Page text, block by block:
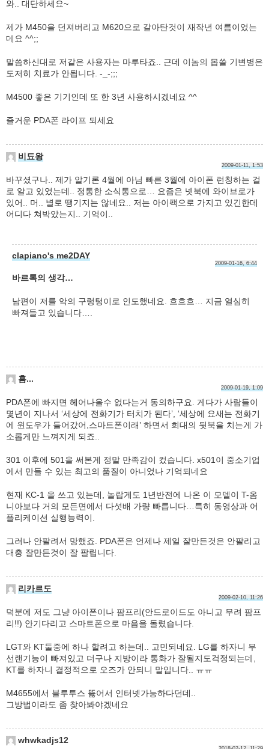
와.. 대단하세요~
제가 M450을 던져버리고 M620으로 갈아탄것이 재작년 여름이었는
데요 ^^;;
말씀하신대로 저같은 사용자는 마루타죠.. 근데 이놈의 몹쓸 기변병은
도저히 치료가 안됩니다. -_-;;;
M4500 좋은 기기인데 또 한 3년 사용하시겠네요 ^^
즐거운 PDA폰 라이프 되세요
비됴왕
2009-01-11, 1:53
바꾸셨구나.. 제가 알기론 4월에 아님 빠른 3월에 아이폰 런칭하는 걸
로 알고 있었는데.. 정통한 소식통으로… 요즘은 넷북에 와이브로가
있어.. 머.. 별로 땡기지는 않네요.. 저는 아이팩으로 가지고 있긴한데
어디다 쳐박았는지.. 기억이..
clapiano's me2DAY
2009-01-16, 6:44
바르톡의 생각…
남편이 저를 악의 구렁텅이로 인도했네요. 흐흐흐… 지금 열심히
빠져들고 있습니다….
흠...
2009-01-19, 1:09
PDA폰에 빠지면 헤어나올수 없다는거 동의하구요. 게다가 사람들이
몇년이 지나서 ‘세상에 전화기가 터치가 된다’, ‘세상에 요새는 전화기
에 윈도우가 들어갔어,스마트폰이래’ 하면서 희대의 뒷북을 치는게 가
소롭게만 느껴지게 되죠..
301 이후에 501을 써본게 정말 만족감이 컸습니다. x501이 중소기업
에서 만들 수 있는 최고의 품질이 아니었나 기억되네요
현재 KC-1 을 쓰고 있는데, 놀랍게도 1년반전에 나온 이 모델이 T-옴
니아보다 거의 모든면에서 다섯배 가량 빠릅니다…특히 동영상과 어
플리케이션 실행능력이.
그러나 안팔려서 망했죠. PDA폰은 언제나 제일 잘만든것은 안팔리고
대충 잘만든것이 잘 팔립니다.
리카르도
2009-02-10, 11:26
덕분에 저도 그냥 아이폰이나 팜프리(안드로이드도 아니고 무려 팜프
리!!) 안기다리고 스마트폰으로 마음을 돌렸습니다.
LGT와 KT둘중에 하나 할려고 하는데.. 고민되네요. LG를 하자니 무
선랜기능이 빠져있고 더구나 지방이라 통화가 잘될지도걱정되는데,
KT를 하자니 결정적으로 오즈가 안되니 말입니다.. ㅠㅠ
M4655에서 블루투스 뚫어서 인터넷가능하다던데..
그방법이라도 좀 찾아봐야겠네요
whwkadjs12